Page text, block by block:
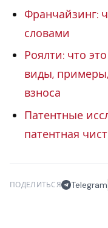
Франчайзинг:
словами
Роялти: что
виды,
взноса
Патентные
патентная
ПОДЕЛИТЬСЯ Telegram